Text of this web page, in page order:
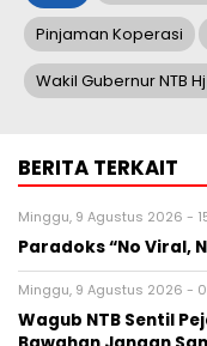
Pinjaman Koperasi
Wakil Gubernur NTB
BERITA TERKAIT
Minggu, 9 Agustus 2026 -
Paradoks “No Viral,
Minggu, 9 Agustus 2026 -
Wagub NTB Sentil